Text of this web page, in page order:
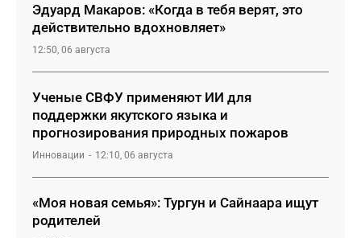
Эдуард Макаров: «Когда в тебя верят, это
действительно вдохновляет»
12:50, 06 августа
Ученые СВФУ применяют ИИ для
поддержки якутского языка и
прогнозирования природных пожаров
Инновации 12:10, 06 августа
«Моя новая семья»: Тургун и Сайнаара ищут
родителей